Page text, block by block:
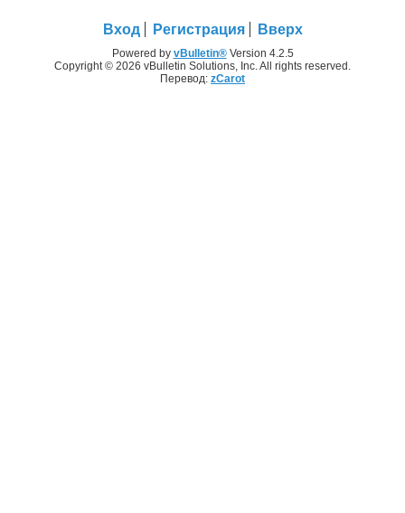
Вход Регистрация Вверх
Powered by vBulletin®Version 4.2.5
Copyright © 2026 vBulletin Solutions, Inc. All rights reserved.
Перевод: zCarot